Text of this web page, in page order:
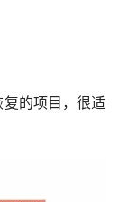
的项目，很适